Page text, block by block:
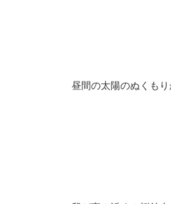
昼間の太陽のぬくもり